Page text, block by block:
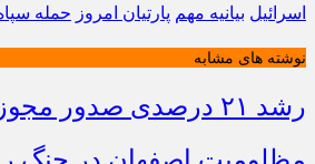
اسرائیل بیانیه مهم پارتیان امروز حمله
نوشته های مشابه
رشد ۲۱ درصدی صدور مجوز رسانه‌ها در خراسان شمالی / فعالیت ۱۳ رسانه جدید در ۴ ماه نخست سال